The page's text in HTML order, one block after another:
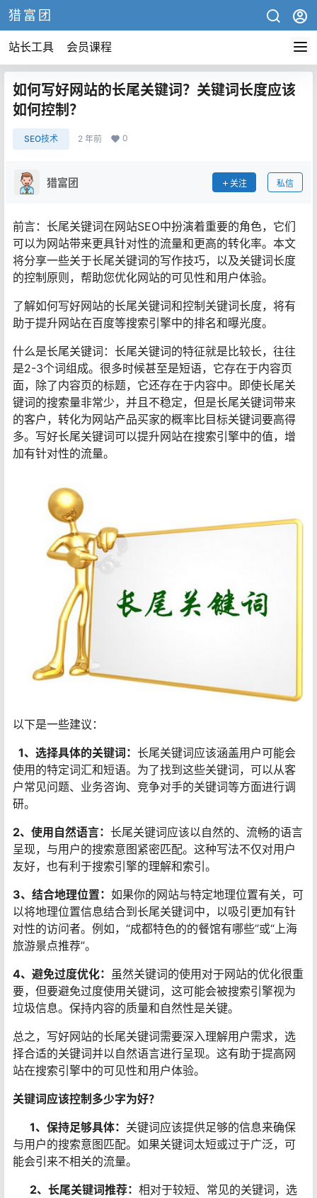
猎富团
站长工具 会员课程
如何写好网站的长尾关键词？关键词长度应该
如何控制？
SEO技术 2 年前 0
猎富团 关注 私信
前言：长尾关键词在网站SEO中扮演着重要的角色，它们
可以为网站带来更具针对性的流量和更高的转化率。本文
将分享一些关于长尾关键词的写作技巧，以及关键词长度
的控制原则，帮助您优化网站的可见性和用户体验。
了解如何写好网站的长尾关键词和控制关键词长度，将有
助于提升网站在百度等搜索引擎中的排名和曝光度。
什么是长尾关键词：长尾关键词的特征就是比较长，往往
是2-3个词组成。很多时候甚至是短语，它存在于内容页
面，除了内容页的标题，它还存在于内容中。即使长尾关
键词的搜索量非常少，并且不稳定，但是长尾关键词带来
的客户，转化为网站产品买家的概率比目标关键词要高得
多。写好长尾关键词可以提升网站在搜索引擎中的值，增
加有针对性的流量。
以下是一些建议：
1、选择具体的关键词： 长尾关键词应该涵盖用户可能会
使用的特定词汇和短语。为了找到这些关键词，可以从客
户常见问题、业务咨询、竞争对手的关键词等方面进行调
研。
2、使用自然语言： 长尾关键词应该以自然的、流畅的语言
呈现，与用户的搜索意图紧密匹配。这种写法不仅对用户
友好，也有利于搜索引擎的理解和索引。
3、结合地理位置： 如果你的网站与特定地理位置有关，可
以将地理位置信息结合到长尾关键词中，以吸引更加有针
对性的访问者。例如，“成都特色的的餐馆有哪些”或“上海
旅游景点推荐”。
4、避免过度优化： 虽然关键词的使用对于网站的优化很重
要，但要避免过度使用关键词，这可能会被搜索引擎视为
垃圾信息。保持内容的质量和自然性是关键。
总之，写好网站的长尾关键词需要深入理解用户需求，选
择合适的关键词并以自然语言进行呈现。这有助于提高网
站在搜索引擎中的可见性和用户体验。
关键词应该控制多少字为好？
1、保持足够具体： 关键词应该提供足够的信息来确保
与用户的搜索意图匹配。如果关键词太短或过于广泛，可
能会引来不相关的流量。
2、长尾关键词推荐： 相对于较短、常见的关键词，选